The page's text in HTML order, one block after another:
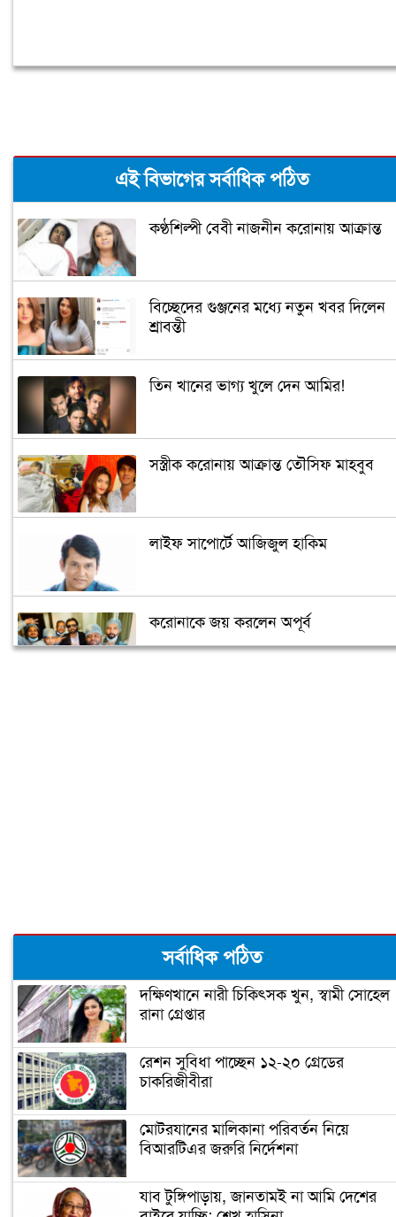
এই বিভাগের সর্বাধিক পঠিত
কণ্ঠশিল্পী বেবী নাজনীন করোনায় আক্রান্ত
বিচ্ছেদের গুঞ্জনের মধ্যে নতুন খবর দিলেন
শ্রাবন্তী
তিন খানের ভাগ্য খুলে দেন আমির!
সস্ত্রীক করোনায় আক্রান্ত তৌসিফ মাহবুব
লাইফ সাপোর্টে আজিজুল হাকিম
করোনাকে জয় করলেন অপূর্ব
বউ সাজলেন অপু বিশ্বাস
অন্তঃসত্ত্বা আনুশকা, এ কি কাণ্ড ঘটালেন
ঘর ভেঙেছে শবনম ফারিয়ার
মনে ধরল না: শ্রীলেখা
সর্বাধিক পঠিত
দক্ষিণখানে নারী চিকিৎসক খুন, স্বামী সোহেল
রানা গ্রেপ্তার
রেশন সুবিধা পাচ্ছেন ১২-২০ গ্রেডের
চাকরিজীবীরা
মোটরযানের মালিকানা পরিবর্তন নিয়ে
বিআরটিএর জরুরি নির্দেশনা
যাব টুঙ্গিপাড়ায়, জানতামই না আমি দেশের